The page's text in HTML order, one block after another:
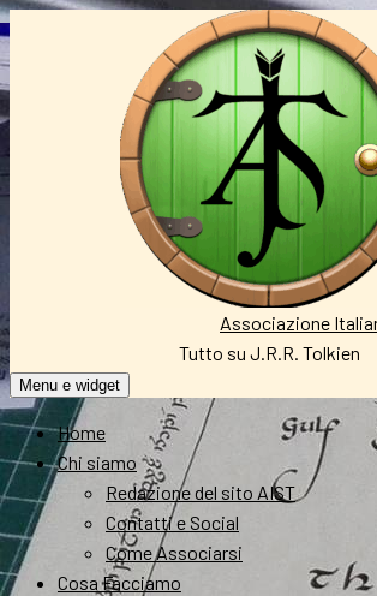
Vai
contenuto
Associazione
Tutto su J.R.R. Tolkien
Menu e widget
Home
Chi siamo
Redazione del sito AIST
Contatti e Social
Come Associarsi
Cosa Facciamo